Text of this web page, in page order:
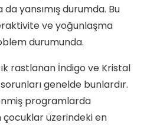
yansımış durumda. Bu
ve yoğunlaşma
durumunda.
rastlanan İndigo ve Kristal
genelde bunlardır.
programlarda
çocuklar üzerindeki en